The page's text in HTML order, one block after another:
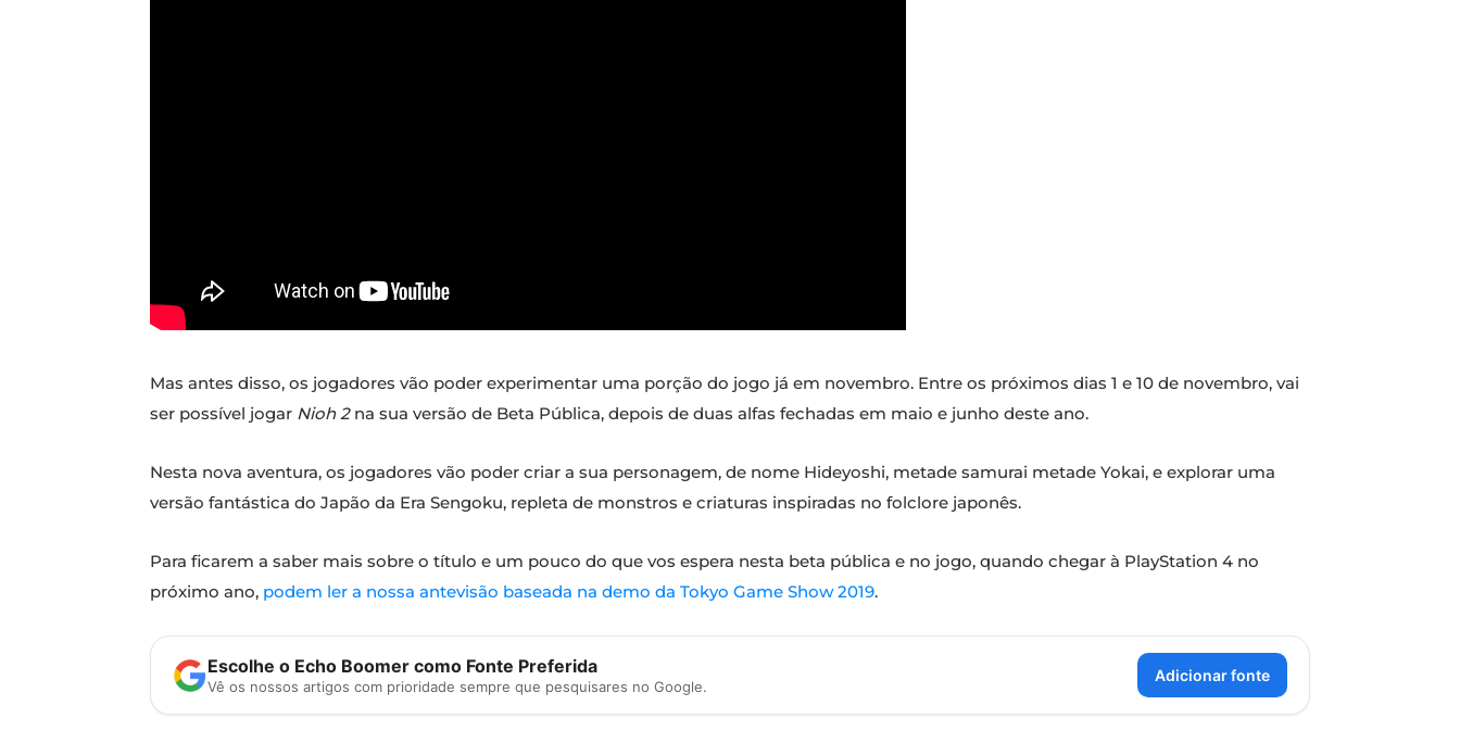
Mas antes disso, os jogadores vão poder experimentar uma porção do jogo já em novembro. Entre os próximos dias 1 e 10 de novembro, vai
ser possível jogar Nioh 2 na sua versão de Beta Pública, depois de duas alfas fechadas em maio e junho deste ano.
Nesta nova aventura, os jogadores vão poder criar a sua personagem, de nome Hideyoshi, metade samurai metade Yokai, e explorar uma
versão fantástica do Japão da Era Sengoku, repleta de monstros e criaturas inspiradas no folclore japonês.
Para ficarem a saber mais sobre o título e um pouco do que vos espera nesta beta pública e no jogo, quando chegar à PlayStation 4 no
próximo ano, podem ler a nossa antevisão baseada na demo da Tokyo Game Show 2019.
Escolhe o Echo Boomer como Fonte Preferida
Vê os nossos artigos com prioridade sempre que pesquisares no Google.
Adicionar fonte